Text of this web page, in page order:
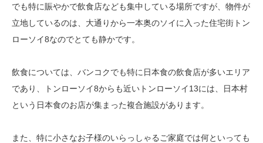
でも特に賑やかで飲食店なども集中している場所ですが、物件が
立地しているのは、大通りから一本奥のソイに入った住宅街トン
ローソイ8なのでとても静かです。
飲食については、バンコクでも特に日本食の飲食店が多いエリア
であり、トンローソイ8からも近いトンローソイ13には、日本村
という日本食のお店が集まった複合施設があります。
また、特に小さなお子様のいらっしゃるご家庭では何といっても